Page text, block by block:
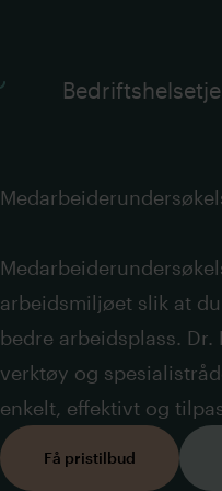
arbeidsmiljøet slik at
bedre arbeidsplass.
verktøy og
enkelt, effektivt og
Få pristilbud